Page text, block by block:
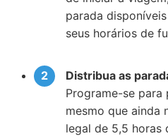
parada
seus horários de
Distribua as
Programe-se para
mesmo que ainda
legal de 5,5 horas